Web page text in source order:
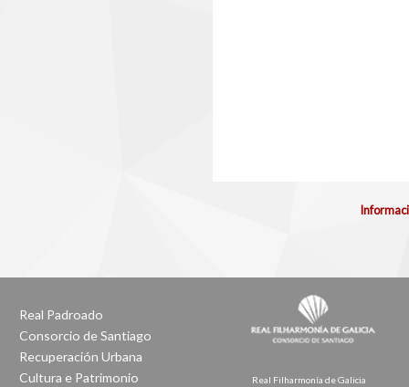
Real Padroado
Consorcio de Santiago
Recuperación Urbana
Cultura e Patrimonio
Real Filharmonía de Galicia